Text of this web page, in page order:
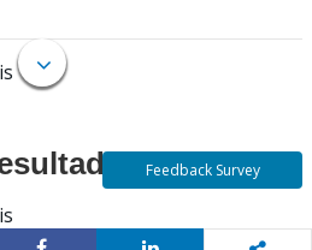
Feedback Survey